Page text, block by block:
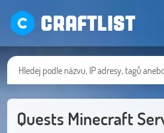
CRAFTLIST
Quests Minecraft